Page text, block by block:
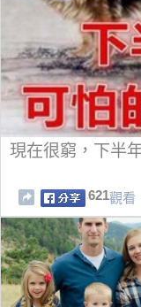
現在很窮，下半
621觀看